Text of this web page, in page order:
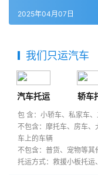
2025年04月07日
我们只运汽车
汽车托运 轿车
包 含：小轿车、私家车
不包含：摩托车、房车
车上的车辆
不包含：普货、宠物等其
托运方式：救援小板托运